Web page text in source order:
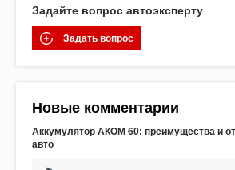
Задайте вопрос автоэксперту
Задать вопрос
Новые комментарии
Аккумулятор АКОМ 60: преимущества и
авто